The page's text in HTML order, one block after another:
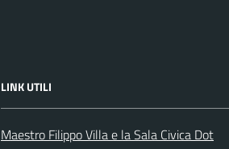
LINK UTILI
Maestro Filippo Villa e la Sala Civica Dot